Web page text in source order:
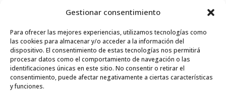
Gestionar consentimiento
Para ofrecer las mejores experiencias, utilizamos tecnologías como
las cookies para almacenar y/o acceder a la información del
dispositivo. El consentimiento de estas tecnologías nos permitirá
procesar datos como el comportamiento de navegación o las
identificaciones únicas en este sitio. No consentir o retirar el
consentimiento, puede afectar negativamente a ciertas características
y funciones.
INICIO
CLASES EN ALICANTE
SESIONES INDIVIDUALES
¿QUÉ ES EL CHI KUNG?
SOBRE MÍ
BLOG